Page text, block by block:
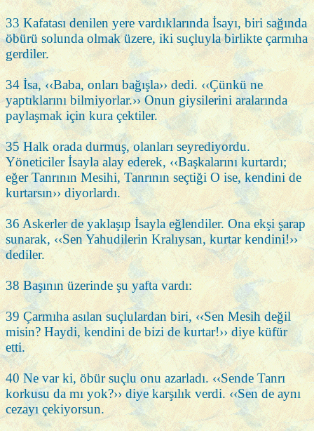
33 Kafatası denilen yere vardıklarında İsayı, biri sağında
öbürü solunda olmak üzere, iki suçluyla birlikte çarmıha
gerdiler.
34 İsa, ‹‹Baba, onları bağışla›› dedi. ‹‹Çünkü ne
yaptıklarını bilmiyorlar.›› Onun giysilerini aralarında
paylaşmak için kura çektiler.
35 Halk orada durmuş, olanları seyrediyordu.
Yöneticiler İsayla alay ederek, ‹‹Başkalarını kurtardı;
eğer Tanrının Mesihi, Tanrının seçtiği O ise, kendini de
kurtarsın›› diyorlardı.
36 Askerler de yaklaşıp İsayla eğlendiler. Ona ekşi şarap
sunarak, ‹‹Sen Yahudilerin Kralıysan, kurtar kendini!››
dediler.
38 Başının üzerinde şu yafta vardı:
39 Çarmıha asılan suçlulardan biri, ‹‹Sen Mesih değil
misin? Haydi, kendini de bizi de kurtar!›› diye küfür
etti.
40 Ne var ki, öbür suçlu onu azarladı. ‹‹Sende Tanrı
korkusu da mı yok?›› diye karşılık verdi. ‹‹Sen de aynı
cezayı çekiyorsun.